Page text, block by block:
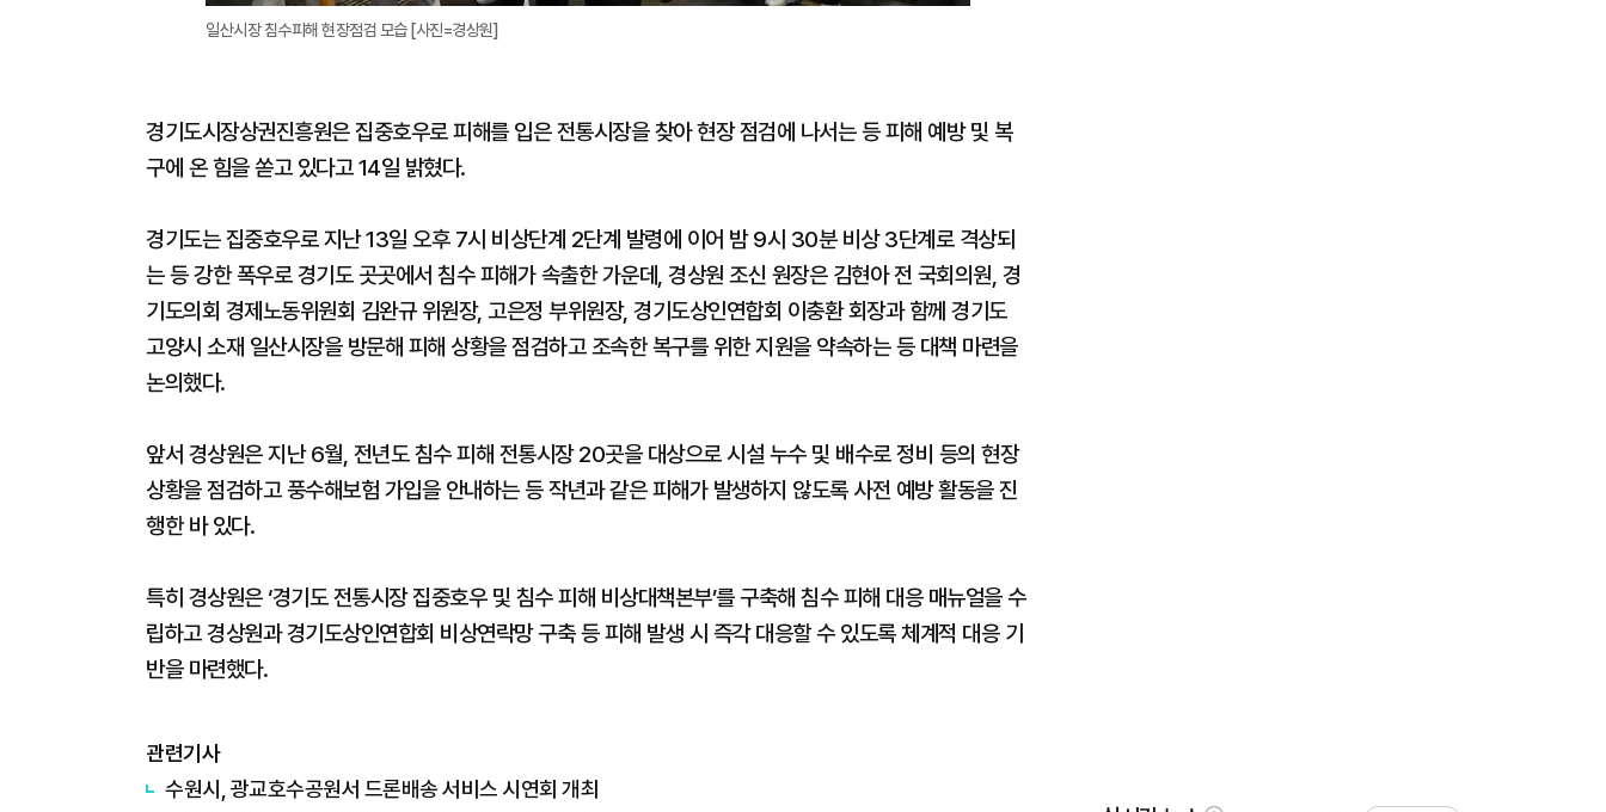
일산시장 침수피해 현장점검 모습 [사진=경상원]
경기도시장상권진흥원은 집중호우로 피해를 입은 전통시장을 찾아 현장 점검에 나서는 등 피해 예방 및 복
구에 온 힘을 쏟고 있다고 14일 밝혔다.
경기도는 집중호우로 지난 13일 오후 7시 비상단계 2단계 발령에 이어 밤 9시 30분 비상 3단계로 격상되
는 등 강한 폭우로 경기도 곳곳에서 침수 피해가 속출한 가운데, 경상원 조신 원장은 김현아 전 국회의원, 경
기도의회 경제노동위원회 김완규 위원장, 고은정 부위원장, 경기도상인연합회 이충환 회장과 함께 경기도
고양시 소재 일산시장을 방문해 피해 상황을 점검하고 조속한 복구를 위한 지원을 약속하는 등 대책 마련을
논의했다.
앞서 경상원은 지난 6월, 전년도 침수 피해 전통시장 20곳을 대상으로 시설 누수 및 배수로 정비 등의 현장
상황을 점검하고 풍수해보험 가입을 안내하는 등 작년과 같은 피해가 발생하지 않도록 사전 예방 활동을 진
행한 바 있다.
특히 경상원은 ‘경기도 전통시장 집중호우 및 침수 피해 비상대책본부’를 구축해 침수 피해 대응 매뉴얼을 수
립하고 경상원과 경기도상인연합회 비상연락망 구축 등 피해 발생 시 즉각 대응할 수 있도록 체계적 대응 기
반을 마련했다.
관련기사
수원시, 광교호수공원서 드론배송 서비스 시연회 개최